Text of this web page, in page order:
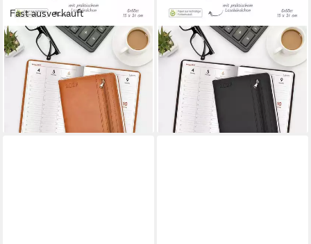
Fast ausverkauft
TRÖTSCH VERLAG
Taschenkalender TRÖTSCH -
Wochenplaner A5 mit Tasche
Braun 2027
12,35 €
lieferbar - in 2-3 Werktagen bei dir
TRÖTSCH VERLAG
Taschenkalender TRÖTSCH -
Wochenplaner A5 mit Tasche
Schwarz 2027
12,35 €
lieferbar - in 2-3 Werktagen bei dir